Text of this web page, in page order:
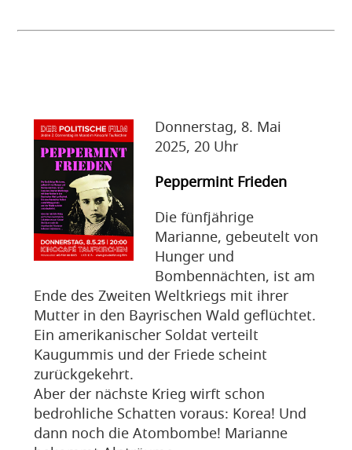
Donnerstag, 8. Mai
2025, 20 Uhr
Peppermint Frieden
Die fünfjährige
Marianne, gebeutelt von
Hunger und
Bombennächten, ist am
Ende des Zweiten Weltkriegs mit ihrer
Mutter in den Bayrischen Wald geflüchtet.
Ein amerikanischer Soldat verteilt
Kaugummis und der Friede scheint
zurückgekehrt.
Aber der nächste Krieg wirft schon
bedrohliche Schatten voraus: Korea! Und
dann noch die Atombombe! Marianne